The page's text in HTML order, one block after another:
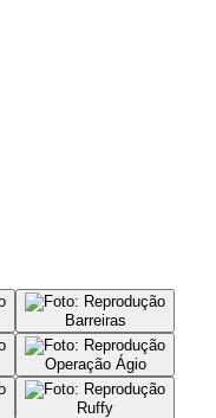
Barreiras
Operação Ágio
Ruffy